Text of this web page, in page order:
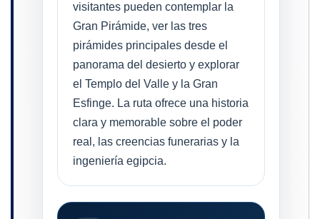
visitantes pueden contemplar la
Gran Pirámide, ver las tres
pirámides principales desde el
panorama del desierto y explorar
el Templo del Valle y la Gran
Esfinge. La ruta ofrece una historia
clara y memorable sobre el poder
real, las creencias funerarias y la
ingeniería egipcia.